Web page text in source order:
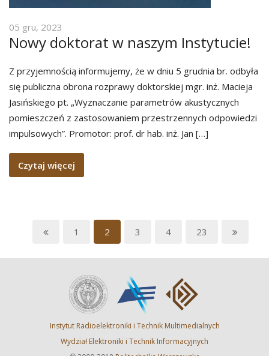
05 gru, 2023
Nowy doktorat w naszym Instytucie!
Z przyjemnością informujemy, że w dniu 5 grudnia br. odbyła
się publiczna obrona rozprawy doktorskiej mgr. inż. Macieja
Jasińskiego pt. „Wyznaczanie parametrów akustycznych
pomieszczeń z zastosowaniem przestrzennych odpowiedzi
impulsowych”. Promotor: prof. dr hab. inż. Jan […]
Czytaj więcej
1 2 3 4 23
Instytut Radioelektroniki i Technik Multimedialnych
Wydział Elektroniki i Technik Informacyjnych